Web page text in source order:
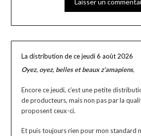
La distribution de ce jeudi 6 août 2026
Oyez, oyez, belles et beaux z'amapiens,
Encore ce jeudi, c’est une petite
de producteurs, mais non pas par la
proposent ceux-ci.
Et puis toujours rien pour mon standard